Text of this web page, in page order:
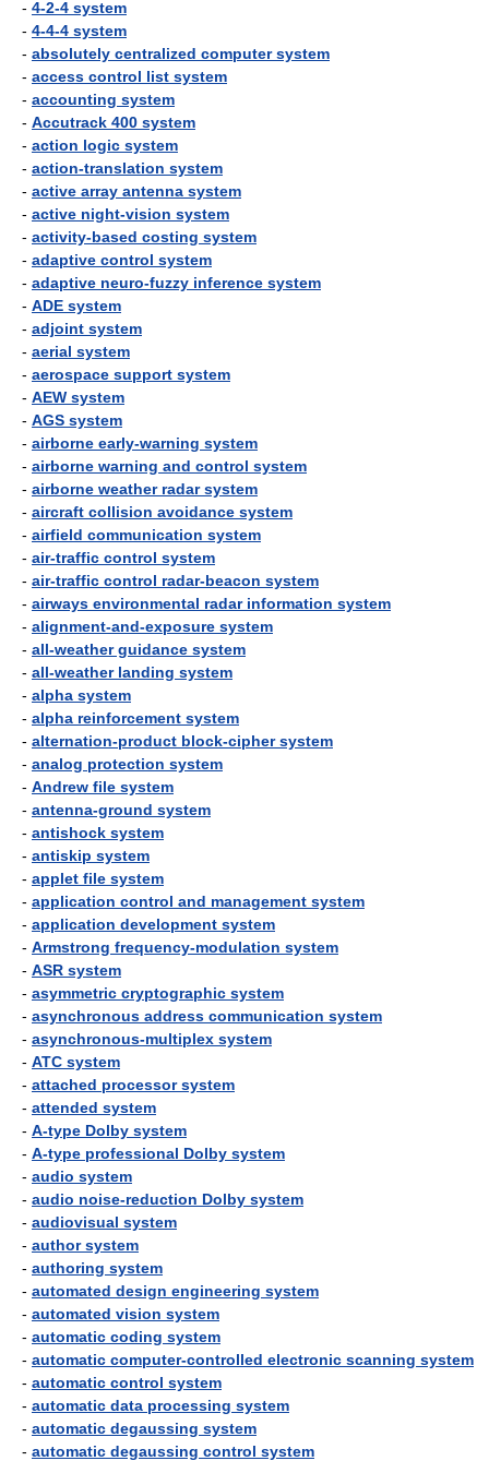
- 4-2-4 system
- 4-4-4 system
- absolutely centralized computer system
- access control list system
- accounting system
- Accutrack 400 system
- action logic system
- action-translation system
- active array antenna system
- active night-vision system
- activity-based costing system
- adaptive control system
- adaptive neuro-fuzzy inference system
- ADE system
- adjoint system
- aerial system
- aerospace support system
- AEW system
- AGS system
- airborne early-warning system
- airborne warning and control system
- airborne weather radar system
- aircraft collision avoidance system
- airfield communication system
- air-traffic control system
- air-traffic control radar-beacon system
- airways environmental radar information system
- alignment-and-exposure system
- all-weather guidance system
- all-weather landing system
- alpha system
- alpha reinforcement system
- alternation-product block-cipher system
- analog protection system
- Andrew file system
- antenna-ground system
- antishock system
- antiskip system
- applet file system
- application control and management system
- application development system
- Armstrong frequency-modulation system
- ASR system
- asymmetric cryptographic system
- asynchronous address communication system
- asynchronous-multiplex system
- ATC system
- attached processor system
- attended system
- A-type Dolby system
- A-type professional Dolby system
- audio system
- audio noise-reduction Dolby system
- audiovisual system
- author system
- authoring system
- automated design engineering system
- automated vision system
- automatic coding system
- automatic computer-controlled electronic scanning system
- automatic control system
- automatic data processing system
- automatic degaussing system
- automatic degaussing control system